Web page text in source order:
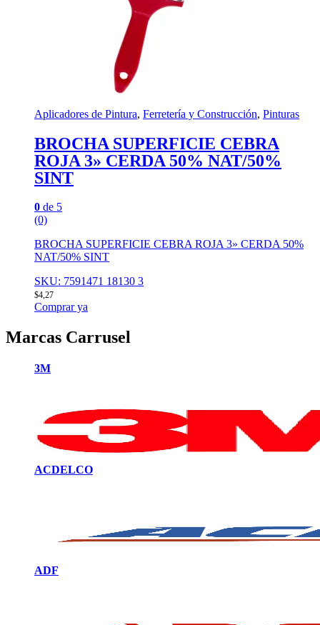
Aplicadores de Pintura, Ferretería y Construcción, Pinturas
BROCHA SUPERFICIE CEBRA
ROJA 3» CERDA 50% NAT/50%
SINT
0 de 5
(0)
BROCHA SUPERFICIE CEBRA ROJA 3» CERDA 50%
NAT/50% SINT
SKU: 7591471 18130 3
$4,27
Comprar ya
Marcas Carrusel
3M
ACDELCO
ADF